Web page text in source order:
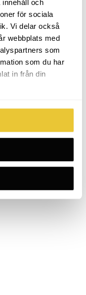
och
för sociala
Vi delar också
webbplats med
som
som du har
in från din
en profilering
bekväm med.
sätt att
varje dag